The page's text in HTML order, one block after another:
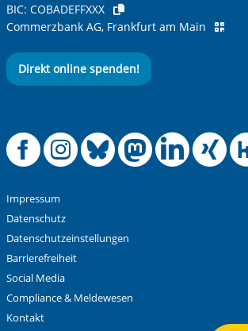
BIC: COBADEFFXXX
Commerzbank AG, Frankfurt am Main
Direkt online spenden!
Offizielle
Offizielle
Impressum
Datenschutz
Datenschutzeinstellungen
Barrierefreiheit
Social Media
Compliance & Meldewesen
Kontakt